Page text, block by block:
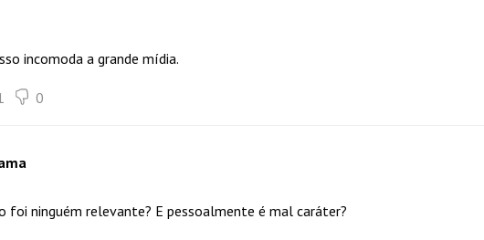
incomoda a grande mídia.
0
foi ninguém relevante? E pessoalmente é mal caráter?